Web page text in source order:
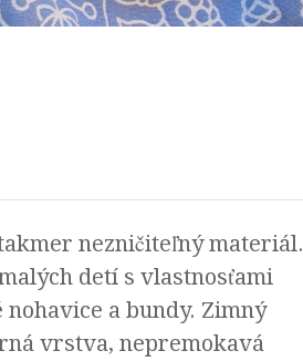
nezničiteľný materiál.
detí s vlastnosťami
a bundy. Zimný
vrstva, nepremokavá